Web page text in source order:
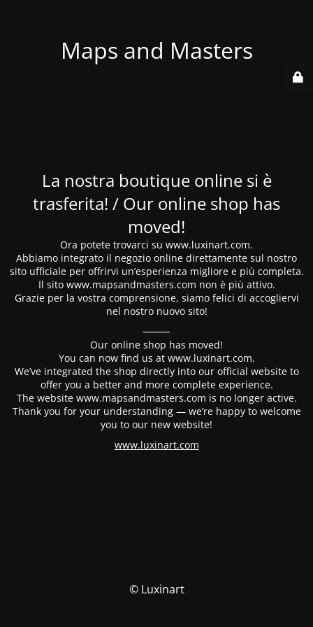
Maps and Masters
La nostra boutique online si è
trasferita! / Our online shop has
moved!
Ora potete trovarci su www.luxinart.com.
Abbiamo integrato il negozio online direttamente sul nostro
sito ufficiale per offrirvi un’esperienza migliore e più completa.
Il sito www.mapsandmasters.com non è più attivo.
Grazie per la vostra comprensione, siamo felici di accogliervi
nel nostro nuovo sito!
⸻
Our online shop has moved!
You can now find us at www.luxinart.com.
We’ve integrated the shop directly into our official website to
offer you a better and more complete experience.
The website www.mapsandmasters.com is no longer active.
Thank you for your understanding — we’re happy to welcome
you to our new website!
www.luxinart.com
© Luxinart